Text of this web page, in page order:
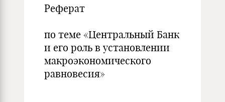
Реферат
по теме «Центральный Банк
и его роль в установлении
макроэкономического
равновесия»